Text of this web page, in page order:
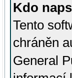
Kdo
Tento
chráněn
General